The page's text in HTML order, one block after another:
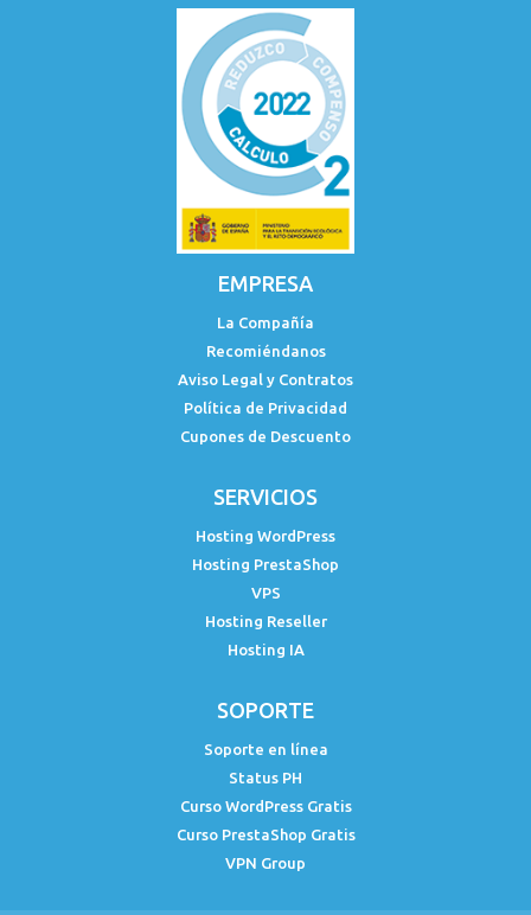
EMPRESA
La Compañía
Recomiéndanos
Aviso Legal y Contratos
Política de Privacidad
Cupones de Descuento
SERVICIOS
Hosting WordPress
Hosting PrestaShop
VPS
Hosting Reseller
Hosting IA
SOPORTE
Soporte en línea
Status PH
Curso WordPress Gratis
Curso PrestaShop Gratis
VPN Group